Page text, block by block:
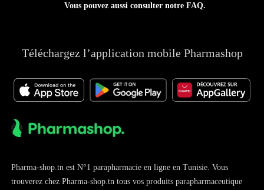
Vous pouvez aussi consulter notre FAQ.
Téléchargez l’application mobile Pharmashop
Pharma-shop.tn est N°1 parapharmacie en ligne en Tunisie. Vous
trouverez chez Pharma-shop.tn tous vos produits parapharmaceutique